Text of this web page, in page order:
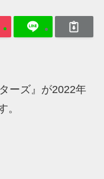
ーズ』が2022年
。